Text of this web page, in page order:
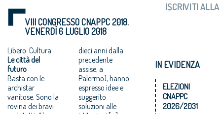
VIII CONGRESSO CNAPPC 2018.
VENERDÌ 6 LUGLIO 2018
Libero: Cultura
Le città del
futuro
Basta con le
archistar
vanitose. Sono la
rovina dei bravi
dieci anni dalla
precedente
assise, a
Palermo), hanno
espresso idee e
suggerito
soluzioni alle
IN EVIDENZA
ELEZIONI
CNAPPC
2026/2031